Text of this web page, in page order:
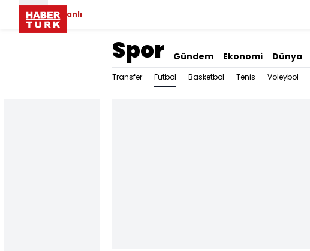
Canlı
Spor Gündem Ekonomi Dünya
Transfer Futbol Basketbol Tenis Voleybol